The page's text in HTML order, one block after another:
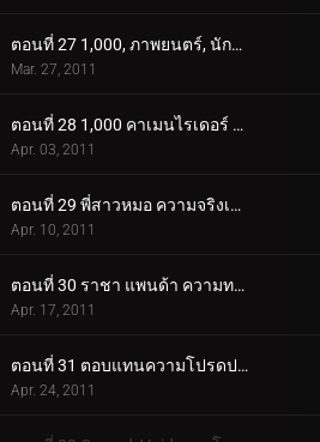
ตอนที่ 27 1,000, ภาพยนตร์, นักรบ
Mar. 27, 2011
ตอนที่ 28 1,000 คาเมนไรเดอร์ วันเกิด
Apr. 03, 2011
ตอนที่ 29 พี่สาวหมอ ความจริงเรื่องอังค์
Apr. 10, 2011
ตอนที่ 30 ราชา แพนด้า ความทรงจำแห่งเปลวไฟ
Apr. 17, 2011
ตอนที่ 31 ตอบแทนความโปรดปราน โครงการ เหรียญสีม่วง
Apr. 24, 2011